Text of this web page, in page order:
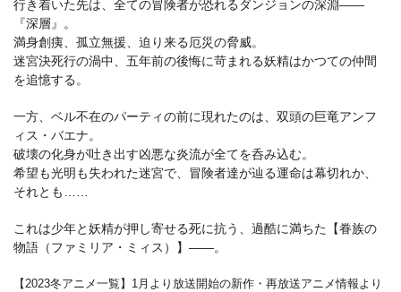
行き着いた先は、全ての冒険者が恐れるダンジョンの深淵――
『深層』。
満身創痍、孤立無援、迫り来る厄災の脅威。
迷宮決死行の渦中、五年前の後悔に苛まれる妖精はかつての仲間
を追憶する。
一方、ベル不在のパーティの前に現れたのは、双頭の巨竜アンフ
ィス・バエナ。
破壊の化身が吐き出す凶悪な炎流が全てを呑み込む。
希望も光明も失われた迷宮で、冒険者達が辿る運命は幕切れか、
それとも……
これは少年と妖精が押し寄せる死に抗う、過酷に満ちた【眷族の
物語（ファミリア・ミィス）】――。
【2023冬アニメ一覧】1月より放送開始の新作・再放送アニメ情報より